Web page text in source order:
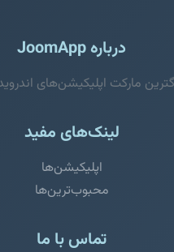
درباره JoomApp
مارکت اپلیکیشن‌های
لینک‌های مفید
اپلیکیشن‌ها
محبوب‌ترین‌ها
تماس با ما